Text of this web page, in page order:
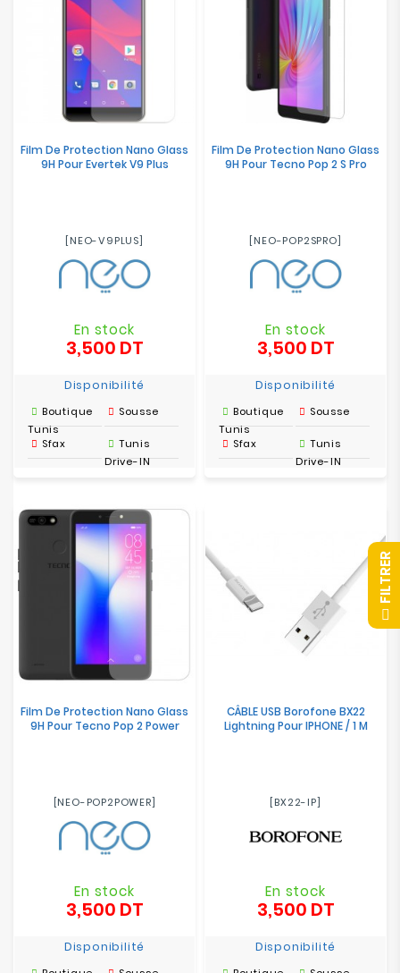
Film De Protection Nano Glass
9H Pour Evertek V9 Plus
[NEO-V9PLUS]
En stock
3,500 DTPrix
Disponibilité
Boutique
Tunis
Sousse
Sfax
Tunis
Drive-IN
Film De Protection Nano Glass
9H Pour Tecno Pop 2 S Pro
[NEO-POP2SPRO]
En stock
3,500 DTPrix
Disponibilité
Boutique
Tunis
Sousse
Sfax
Tunis
Drive-IN
Film De Protection Nano Glass
9H Pour Tecno Pop 2 Power
[NEO-POP2POWER]
En stock
3,500 DTPrix
Disponibilité
CÂBLE USB Borofone BX22
Lightning Pour IPHONE / 1 M
[BX22-IP]
En stock
3,500 DTPrix
Disponibilité
R